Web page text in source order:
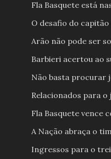
Fla Basquete está
O desafio do capitão
Arão não pode ser
Barbieri acertou ao
Não basta procurar
Relacionados para
Fla Basquete vence
A Nação abraça o
Ingressos para o